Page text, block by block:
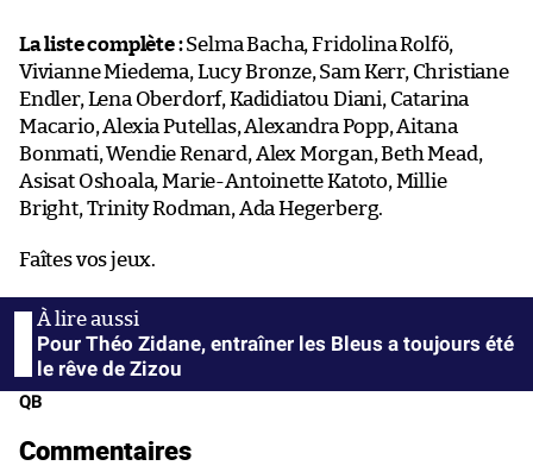
La liste complète :Selma Bacha, Fridolina Rolfö,
Vivianne Miedema, Lucy Bronze, Sam Kerr, Christiane
Endler, Lena Oberdorf, Kadidiatou Diani, Catarina
Macario, Alexia Putellas, Alexandra Popp, Aitana
Bonmati, Wendie Renard, Alex Morgan, Beth Mead,
Asisat Oshoala, Marie-Antoinette Katoto, Millie
Bright, Trinity Rodman, Ada Hegerberg.
Faîtes vos jeux.
Pour Théo Zidane, entraîner les Bleus a toujours été
le rêve de Zizou
QB
Commentaires